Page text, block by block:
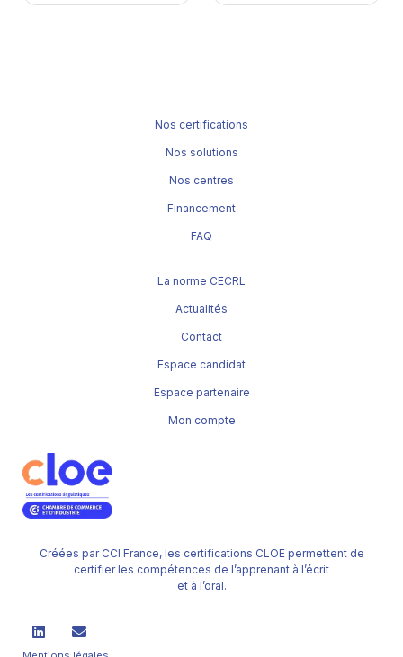
Créées par CCI France, les certifications CLOE permettent de
certifier les compétences de l’apprenant à l’écrit
et à l’oral.
Nos certifications
Nos solutions
Nos centres
Financement
FAQ
La norme CECRL
Actualités
Contact
Espace candidat
Espace partenaire
Mon compte